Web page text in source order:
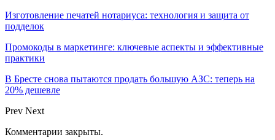
Изготовление печатей нотариуса: технология и защита от
подделок
Промокоды в маркетинге: ключевые аспекты и эффективные
практики
В Бресте снова пытаются продать большую АЗС: теперь на
20% дешевле
Prev Next
Комментарии закрыты.